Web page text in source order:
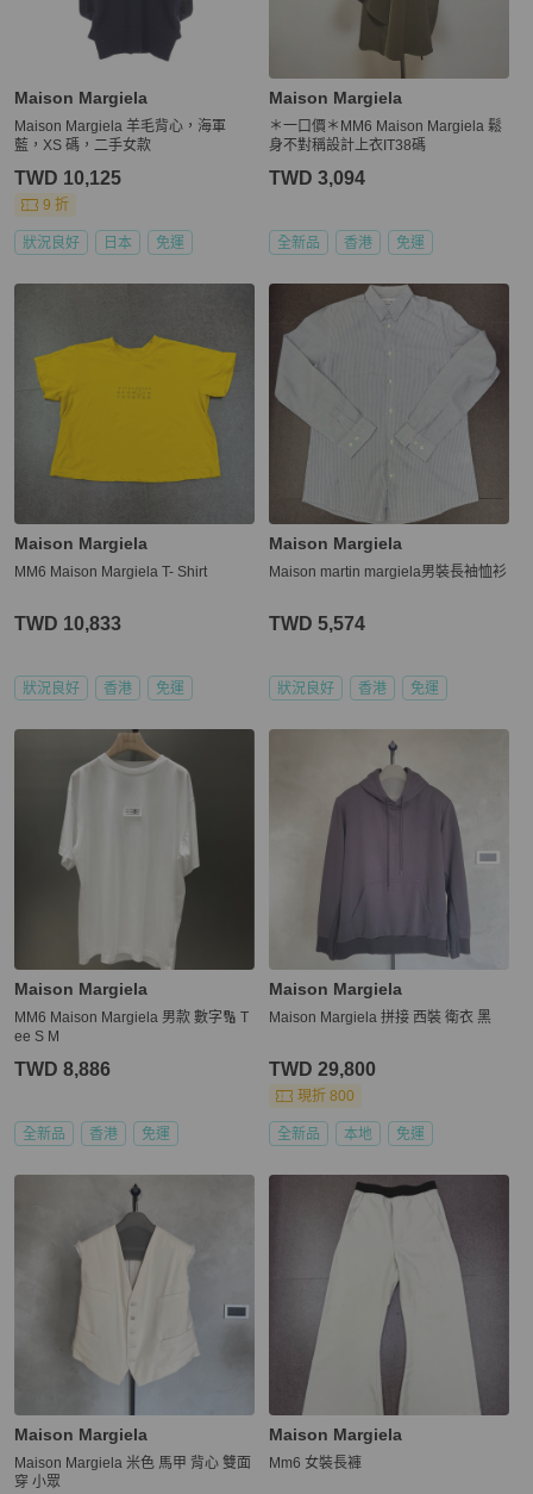
Maison Margiela
Maison Margiela 羊毛背心，海軍
藍，XS 碼，二手女款
TWD 10,125
9 折
狀況良好 日本 免運
Maison Margiela
＊一口價＊MM6 Maison Margiela 鬆
身不對稱設計上衣IT38碼
TWD 3,094
全新品 香港 免運
Maison Margiela
MM6 Maison Margiela T- Shirt
TWD 10,833
狀況良好 香港 免運
Maison Margiela
Maison martin margiela男裝長袖恤衫
TWD 5,574
狀況良好 香港 免運
Maison Margiela
MM6 Maison Margiela 男款 數字🔢 T
ee S M
TWD 8,886
全新品 香港 免運
Maison Margiela
Maison Margiela 拼接 西裝 衛衣 黑
TWD 29,800
現折 800
全新品 本地 免運
Maison Margiela
Maison Margiela 米色 馬甲 背心 雙面
穿 小眾
Maison Margiela
Mm6 女裝長褲